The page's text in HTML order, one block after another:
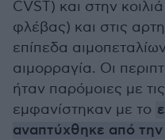
CVST) και στην
φλέβας) και στις
επίπεδα
αιμορραγία. Οι
ήταν παρόμοιες με
εμφανίστηκαν με το
αναπτύχθηκε από